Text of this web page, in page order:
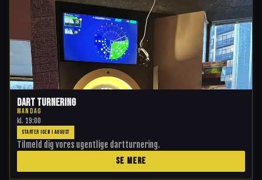
Dart Turnering
MANDAG
kl. 19:00
STARTER IGEN I AUGUST
Tilmeld dig vores ugentlige dartturnering.
SE MERE